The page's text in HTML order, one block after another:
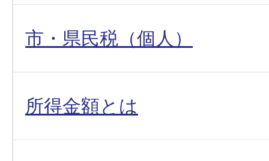
市・県民税（個人）
所得金額とは